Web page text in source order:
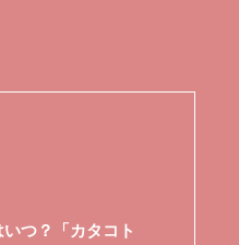
つ？「カタコト